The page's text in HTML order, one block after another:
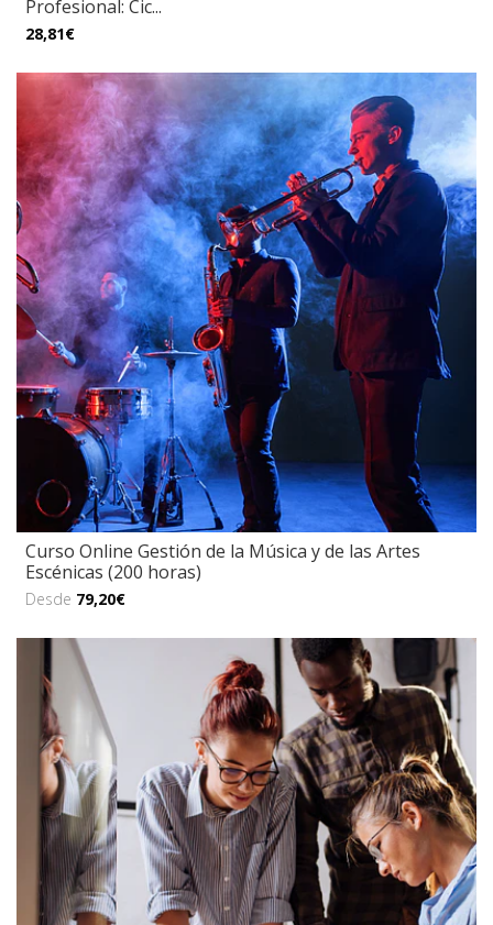
Profesional: Cic...
28,81€
Curso Online Gestión de la Música y de las Artes
Escénicas (200 horas)
Desde 79,20€